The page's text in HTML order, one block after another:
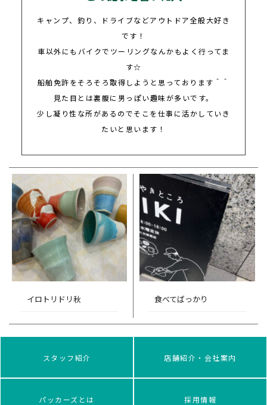
キャンプ、釣り、ドライブなどアウトドア全般大好き
です！
車以外にもバイクでツーリングなんかもよく行ってま
す☆
船舶免許をそろそろ取得しようと思っております＾＾
見た目とは裏腹に男っぽい趣味が多いです。
少し凝り性な所があるのでそこを仕事に活かしていき
たいと思います！
イロトリドリ秋 食べてばっかり
スタッフ紹介 店舗紹介・会社案内
パッカーズとは 採用情報